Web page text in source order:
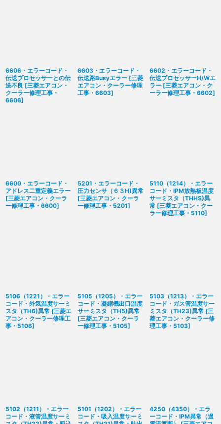
6606・エラーコード・
伝送プロセッサーとの伝
送不良 [三菱エアコン・
クーラー修理工事・
6606]
6603・エラーコード・
伝送路Busyエラー [三菱
エアコン・クーラー修理
工事・6603]
6602・エラーコード・
伝送プロセッサーH/Wエ
ラー [三菱エアコン・ク
ーラー修理工事・6602]
6600・エラーコード・
アドレス二重定義エラー
[三菱エアコン・クーラ
ー修理工事・6600]
5201・エラーコード・
圧力センサ（６３H)異常
[三菱エアコン・クーラ
ー修理工事・5201]
5110（1214）・エラー
コード・IPM放熱板温度
サーミスタ（THHS)異
常 [三菱エアコン・クー
ラー修理工事・5110]
5106（1221）・エラー
コード・外気温度サーミ
スタ（TH6)異常 [三菱エ
アコン・クーラー修理工
事・5106]
5105（1205）・エラー
コード・凝縮機出口温度
サーミスタ（TH5)異常
[三菱エアコン・クーラ
ー修理工事・5105]
5103（1213）・エラー
コード・ガス管温度サー
ミスタ（TH23)異常 [三
菱エアコン・クーラー修
理工事・5103]
5102（1211）・エラー
コード・液管温度サーミ
5101（1202）・エラー
コード・吸入温度サーミ
4250（4350）・エラ
ーコード・IPM異常（過